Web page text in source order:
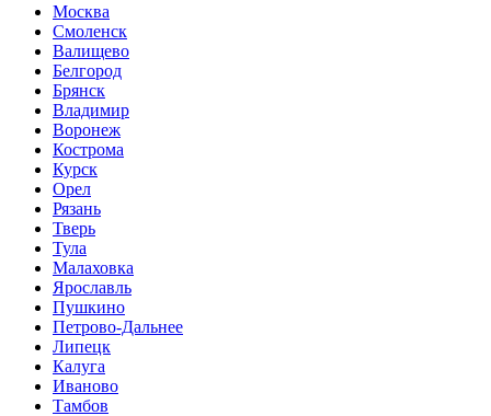
Москва
Смоленск
Валищево
Белгород
Брянск
Владимир
Воронеж
Кострома
Курск
Орел
Рязань
Тверь
Тула
Малаховка
Ярославль
Пушкино
Петрово-Дальнее
Липецк
Калуга
Иваново
Тамбов